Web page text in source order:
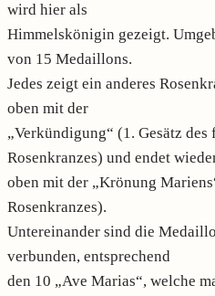
wird hier als
Himmelskönigin gezeigt.
von 15 Medaillons.
Jedes zeigt ein anderes
oben mit der
„Verkündigung“ (1. Gesätz des
Rosenkranzes) und endet
oben mit der „Krönung
Rosenkranzes).
Untereinander sind die
verbunden, entsprechend
den 10 „Ave Marias“, welche